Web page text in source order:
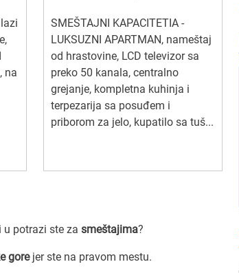
na
SMEŠTAJNI KAPACITETIA -
LUKSUZNI APARTMAN, nameštaj
od hrastovine, LCD televizor sa
preko 50 kanala, centralno
grejanje, kompletna kuhinja i
terpezarija sa posuđem i
priborom za jelo, kupatilo sa tuš...
i u potrazi ste za smeštajima?
gorejer ste na pravom mestu.